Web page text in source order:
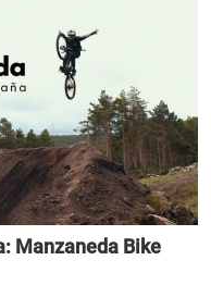
Manzaneda Bike